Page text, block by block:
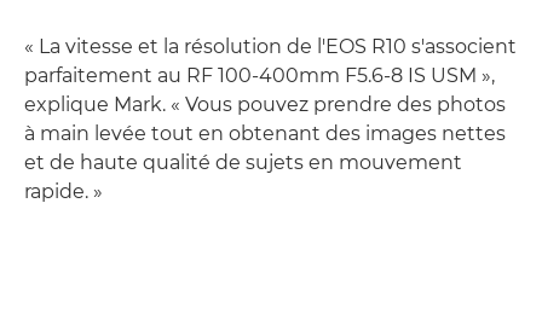
« La vitesse et la résolution de l'EOS R10 s'associent
parfaitement au RF 100-400mm F5.6-8 IS USM »,
explique Mark. « Vous pouvez prendre des photos
à main levée tout en obtenant des images nettes
et de haute qualité de sujets en mouvement
rapide. »